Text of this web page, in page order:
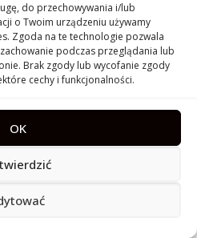
do przechowywania i/lub
o Twoim urządzeniu używamy
Zgoda na te technologie pozwala
podczas przeglądania lub
Brak zgody lub wycofanie zgody
cechy i funkcjonalności.
OK